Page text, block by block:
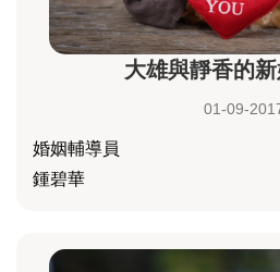
大雄與靜香的
01-09-
婚姻輔導員
鍾碧華